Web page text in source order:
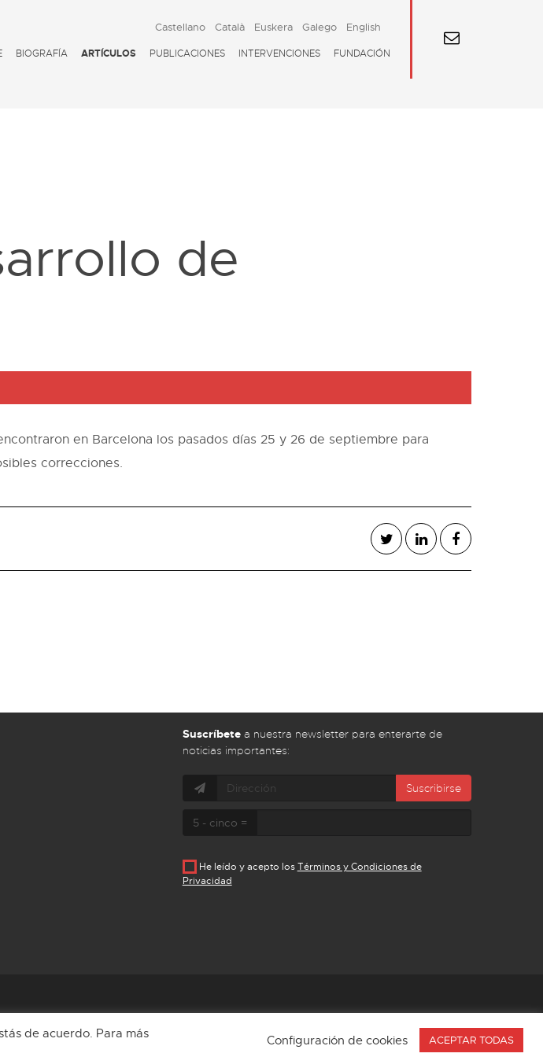
BIOGRAFÍA ARTÍCULOS PUBLICACIONES INTERVENCIONES FUNDACIÓN
Castellano Català Euskera Galego English
de
en Barcelona los pasados días 25 y 26 de septiembre para
correcciones.
Suscríbetea nuestra newsletter para enterarte de
noticias importantes:
Suscribirse
5 - cinco =
He leído y acepto los Términos y Condiciones de
Privacidad
de acuerdo. Para más
Configuración de cookies ACEPTAR TODAS